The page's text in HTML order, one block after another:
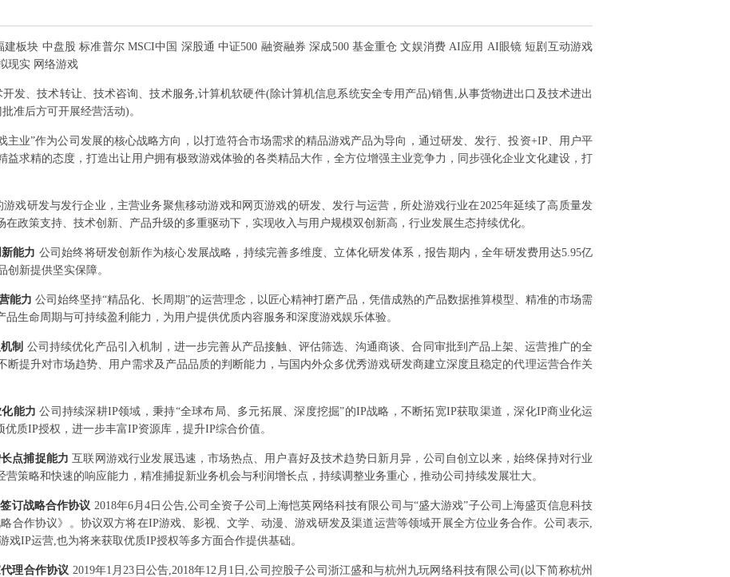
板块 中盘股 标准普尔 MSCI中国 深股通 中证500 融资融券 深成500 基金重仓 文娱消费 AI应用 AI眼镜 短剧互动游戏
现实 网络游戏
发、技术转让、技术咨询、技术服务,计算机软硬件(除计算机信息系统安全专用产品)销售,从事货物进出口及技术进出
准后方可开展经营活动)。
主业”作为公司发展的核心战略方向，以打造符合市场需求的精品游戏产品为导向，通过研发、发行、投资+IP、用户平
益求精的态度，打造出让用户拥有极致游戏体验的各类精品大作，全方位增强主业竞争力，同步强化企业文化建设，打
戏研发与发行企业，主营业务聚焦移动游戏和网页游戏的研发、发行与运营，所处游戏行业在2025年延续了高质量发
政策支持、技术创新、产品升级的多重驱动下，实现收入与用户规模双创新高，行业发展生态持续优化。
能力 公司始终将研发创新作为核心发展战略，持续完善多维度、立体化研发体系，报告期内，全年研发费用达5.95亿
创新提供坚实保障。
能力 公司始终坚持“精品化、长周期”的运营理念，以匠心精神打磨产品，凭借成熟的产品数据推算模型、精准的市场需
生命周期与可持续盈利能力，为用户提供优质内容服务和深度游戏娱乐体验。
制 公司持续优化产品引入机制，进一步完善从产品接触、评估筛选、沟通商谈、合同审批到产品上架、运营推广的全
断提升对市场趋势、用户需求及产品品质的判断能力，与国内外众多优秀游戏研发商建立深度且稳定的代理运营合作关
化能力公司持续深耕IP领域，秉持“全球布局、多元拓展、深度挖掘”的IP战略，不断拓宽IP获取渠道，深化IP商业化运
质IP授权，进一步丰富IP资源库，提升IP综合价值。
点捕捉能力互联网游戏行业发展迅速，市场热点、用户喜好及技术趋势日新月异，公司自创立以来，始终保持对行业
策略和快速的响应能力，精准捕捉新业务机会与利润增长点，持续调整业务重心，推动公司持续发展壮大。
订战略合作协议 2018年6月4日公告,公司全资子公司上海恺英网络科技有限公司与“盛大游戏”子公司上海盛页信息科技
合作协议》。协议双方将在IP游戏、影视、文学、动漫、游戏研发及渠道运营等领域开展全方位业务合作。公司表示,
IP运营,也为将来获取优质IP授权等多方面合作提供基础。
理合作协议 2019年1月23日公告,2018年12月1日,公司控股子公司浙江盛和与杭州九玩网络科技有限公司(以下简称杭州